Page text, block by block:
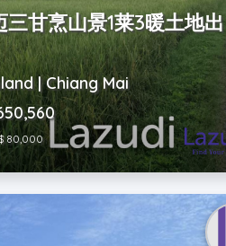
三甘烹山景1莱3暖土地出
| Chiang Mai
80,000